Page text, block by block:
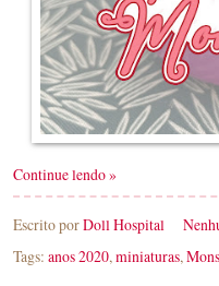
Continue lendo »
Escrito porDoll Hospital
Tags: anos 2020,miniaturas,